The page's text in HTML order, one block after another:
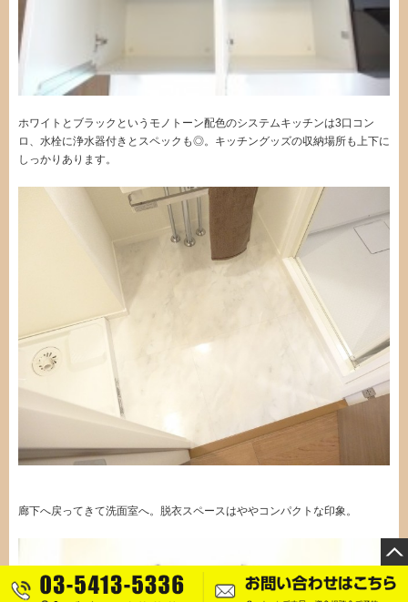
ホワイトとブラックというモノトーン配色のシステムキッチンは3口コン
ロ、水栓に浄水器付きとスペックも◎。キッチングッズの収納場所も上下に
しっかりあります。
廊下へ戻ってきて洗面室へ。脱衣スペースはややコンパクトな印象。